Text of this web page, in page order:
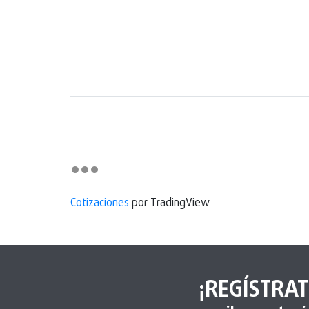
Cotizaciones por TradingView